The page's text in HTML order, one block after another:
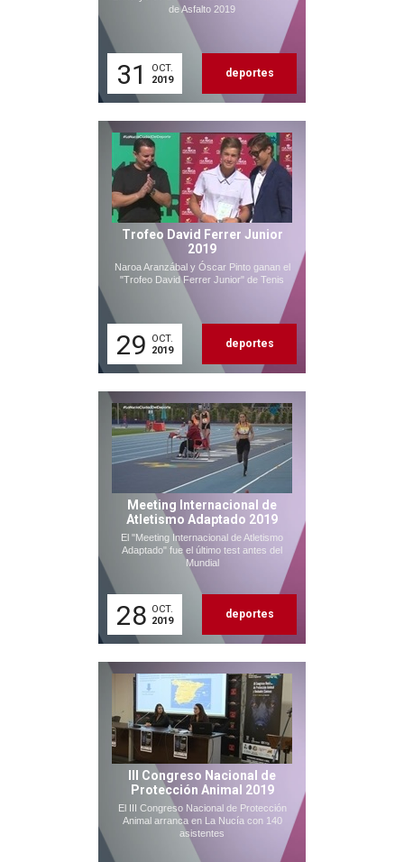
de Asfalto 2019
31
OCT.
2019
deportes
Trofeo David Ferrer Junior
2019
Naroa Aranzábal y Óscar Pinto ganan el
"Trofeo David Ferrer Junior" de Tenis
29
OCT.
2019
deportes
Meeting Internacional de
Atletismo Adaptado 2019
El "Meeting Internacional de Atletismo
Adaptado" fue el último test antes del
Mundial
28 OCT.
2019
deportes
III Congreso Nacional de
Protección Animal 2019
El III Congreso Nacional de Protección
Animal arranca en La Nucía con 140
asistentes